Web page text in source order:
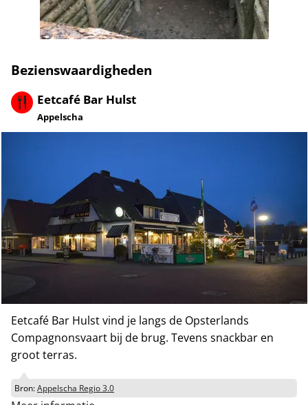
Bezienswaardigheden
Eetcafé Bar Hulst
Appelscha
Eetcafé Bar Hulst vind je langs de Opsterlands
Compagnonsvaart bij de brug. Tevens snackbar en
groot terras.
Bron:Appelscha Regio 3.0